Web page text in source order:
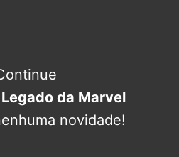
Legado da Marvel
novidade!